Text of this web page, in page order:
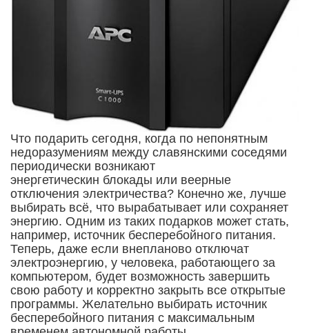
Что подарить сегодня, когда по непонятным
недоразумениям между славянскими соседями
периодически возникают
энергетическин блокады или веерные
отключения электричества? Конечно же, лучше
выбирать всё, что вырабатывает или сохраняет
энергию. Одним из таких подарков может стать,
например, источник бесперебойного питания.
Теперь, даже если внепланово отключат
электроэнергию, у человека, работающего за
компьютером, будет возможность завершить
свою работу и корректно закрыть все открытые
программы. Желательно выбирать источник
бесперебойного питания с максимальным